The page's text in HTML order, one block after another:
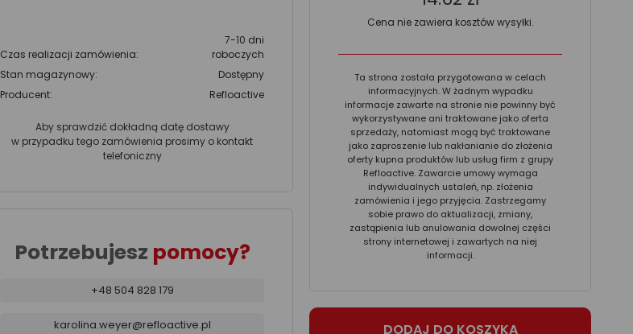
Czas realizacji zamówienia:
7-10 dni
roboczych
Stan magazynowy:
Dostępny
Producent:
Refloactive
Aby sprawdzić dokładną datę dostawy
w przypadku tego zamówienia prosimy o kontakt
telefoniczny
Potrzebujesz pomocy?
+48 504 828 179
karolina.weyer@refloactive.pl
Cena nie zawiera kosztów wysyłki.
Ta strona została przygotowana w celach
informacyjnych. W żadnym wypadku
informacje zawarte na stronie nie powinny być
wykorzystywane ani traktowane jako oferta
sprzedaży, natomiast mogą być traktowane
jako zaproszenie lub nakłanianie do złożenia
oferty kupna produktów lub usług firm z grupy
Refloactive. Zawarcie umowy wymaga
indywidualnych ustaleń, np. złożenia
zamówienia i jego przyjęcia. Zastrzegamy
sobie prawo do aktualizacji, zmiany,
zastąpienia lub anulowania dowolnej części
strony internetowej i zawartych na niej
informacji.